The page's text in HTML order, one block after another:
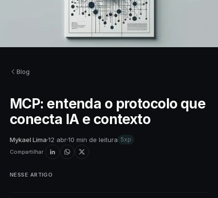
Blog
MCP: entenda o protocolo que
conecta IA e contexto
Mykael Lima 12 abr10 min de leitura 5xp
Compartilhar
NESSE ARTIGO